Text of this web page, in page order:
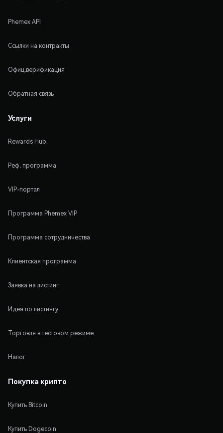
Phemex API
Ссылки на контракты
Офиц.верификация
Обратная связь
Услуги
Rewards Hub
Реф. программа
VIP-портал
Программа Phemex VIP
Программа сотрудничества
Клиентская программа
Заявка на листинг
Идея по листингу
Торговля в тестовом режиме
Налог
Покупка крипто
Купить Bitcoin
Купить Dogecoin